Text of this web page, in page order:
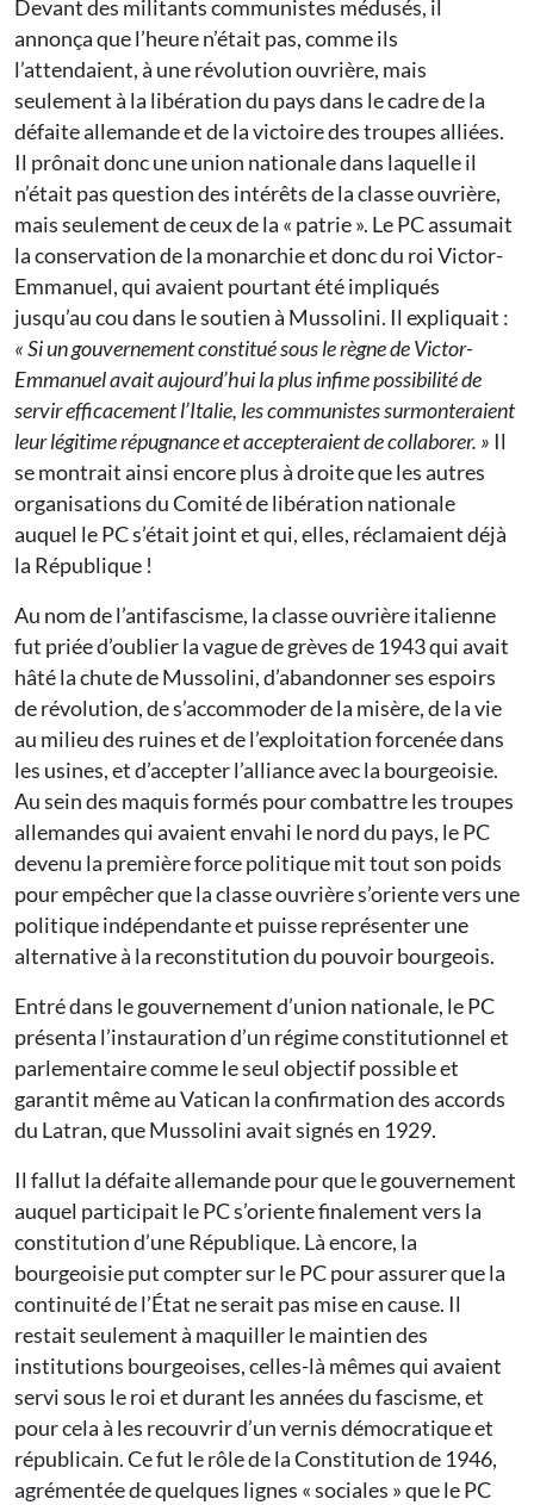
Devant des militants communistes médusés, il
annonça que l’heure n’était pas, comme ils
l’attendaient, à une révolution ouvrière, mais
seulement à la libération du pays dans le cadre de la
défaite allemande et de la victoire des troupes alliées.
Il prônait donc une union nationale dans laquelle il
n’était pas question des intérêts de la classe ouvrière,
mais seulement de ceux de la « patrie ». Le PC assumait
la conservation de la monarchie et donc du roi Victor-
Emmanuel, qui avaient pourtant été impliqués
jusqu’au cou dans le soutien à Mussolini. Il expliquait :
« Si un gouvernement constitué sous le règne de Victor-
Emmanuel avait aujourd’hui la plus infime possibilité de
servir efficacement l’Italie, les communistes surmonteraient
leur légitime répugnance et accepteraient de collaborer. » Il
se montrait ainsi encore plus à droite que les autres
organisations du Comité de libération nationale
auquel le PC s’était joint et qui, elles, réclamaient déjà
la République !
Au nom de l’antifascisme, la classe ouvrière italienne
fut priée d’oublier la vague de grèves de 1943 qui avait
hâté la chute de Mussolini, d’abandonner ses espoirs
de révolution, de s’accommoder de la misère, de la vie
au milieu des ruines et de l’exploitation forcenée dans
les usines, et d’accepter l’alliance avec la bourgeoisie.
Au sein des maquis formés pour combattre les troupes
allemandes qui avaient envahi le nord du pays, le PC
devenu la première force politique mit tout son poids
pour empêcher que la classe ouvrière s’oriente vers une
politique indépendante et puisse représenter une
alternative à la reconstitution du pouvoir bourgeois.
Entré dans le gouvernement d’union nationale, le PC
présenta l’instauration d’un régime constitutionnel et
parlementaire comme le seul objectif possible et
garantit même au Vatican la confirmation des accords
du Latran, que Mussolini avait signés en 1929.
Il fallut la défaite allemande pour que le gouvernement
auquel participait le PC s’oriente finalement vers la
constitution d’une République. Là encore, la
bourgeoisie put compter sur le PC pour assurer que la
continuité de l’État ne serait pas mise en cause. Il
restait seulement à maquiller le maintien des
institutions bourgeoises, celles-là mêmes qui avaient
servi sous le roi et durant les années du fascisme, et
pour cela à les recouvrir d’un vernis démocratique et
républicain. Ce fut le rôle de la Constitution de 1946,
agrémentée de quelques lignes « sociales » que le PC